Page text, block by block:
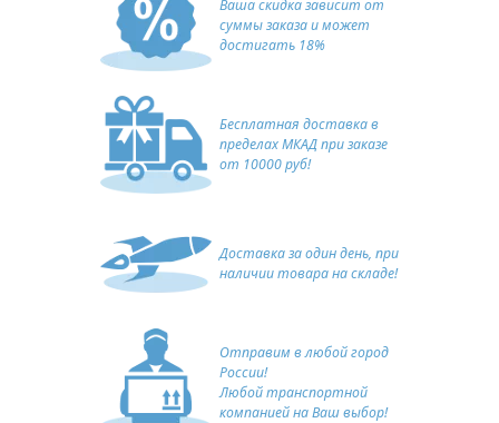
Ваша скидка зависит от
суммы заказа и может
достигать 18%
Бесплатная доставка в
пределах МКАД при заказе
от 10000 руб!
Доставка за один день, при
наличии товара на складе!
Отправим в любой город
России!
Любой транспортной
компанией на Ваш выбор!